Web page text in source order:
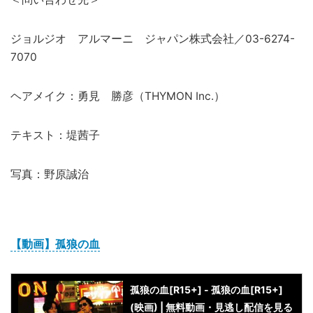
ジョルジオ アルマーニ ジャパン株式会社／03-6274-
7070
ヘアメイク：勇見 勝彦（THYMON Inc.）
テキスト：堤茜子
写真：野原誠治
【動画】孤狼の血
孤狼の血[R15+] - 孤狼の血[R15+]
(映画) | 無料動画・見逃し配信を見る